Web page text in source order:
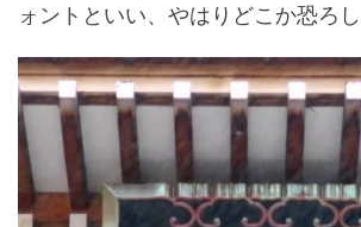
ォントといい、やはりどこか恐ろし